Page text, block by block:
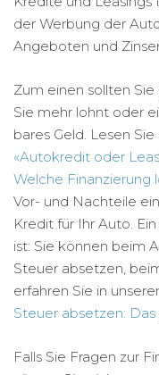
der Werbung der
Angeboten und
Zum einen sollten
Sie mehr lohnt oder
bares Geld. Lesen
«Autokredit oder
Welche Finanzierung
Vor- und Nachteile
Kredit für Ihr Auto.
ist: Sie können beim
Steuer absetzen,
erfahren Sie in
Steuer absetzen: Das
Falls Sie Fragen zur